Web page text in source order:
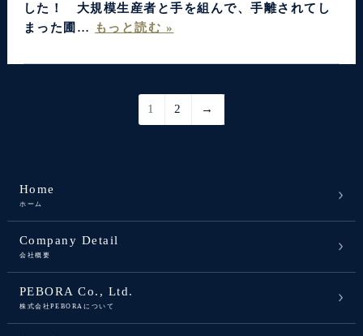
した！ 大規模生産者と手を組んで、手離されてし
まった圃…
もっと読む »
1 2 →
Home
ホーム
Company Detail
会社概要
PEBORA Co., Ltd.
株式会社PEBORAについて